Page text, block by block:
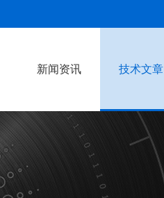
新闻资讯 技术文章